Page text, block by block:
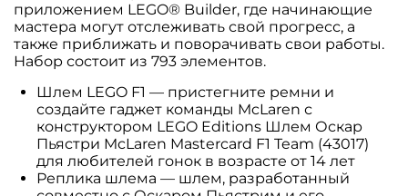
приложением LEGO® Builder, где начинающие
мастера могут отслеживать свой прогресс, а
также приближать и поворачивать свои работы.
Набор состоит из 793 элементов.
Шлем LEGO F1 — пристегните ремни и
создайте гаджет команды McLaren с
конструктором LEGO Editions Шлем Оскар
Пьястри McLaren Mastercard F1 Team (43017)
для любителей гонок в возрасте от 14 лет
Реплика шлема — шлем, разработанный